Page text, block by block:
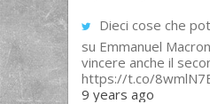
Dieci cose che
su Emmanuel
vincere anche il
https://t.co/
9 years ago